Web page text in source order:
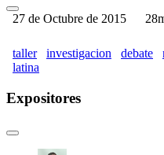
27 de Octubre de 2015
taller investigacion debate
latina
Expositores